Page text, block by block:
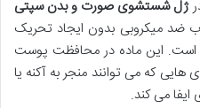
ژل شستشوی صورت و بدن سپتی
ضد میکروبی بدون ایجاد تحریک
این ماده در محافظت پوست
هایی که می توانند منجر به آکنه یا
می کند.